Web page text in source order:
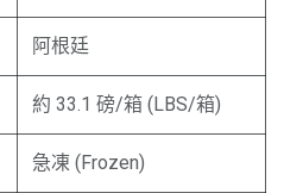
阿根廷
約 33.1 磅/箱 (LBS/箱)
急凍 (Frozen)